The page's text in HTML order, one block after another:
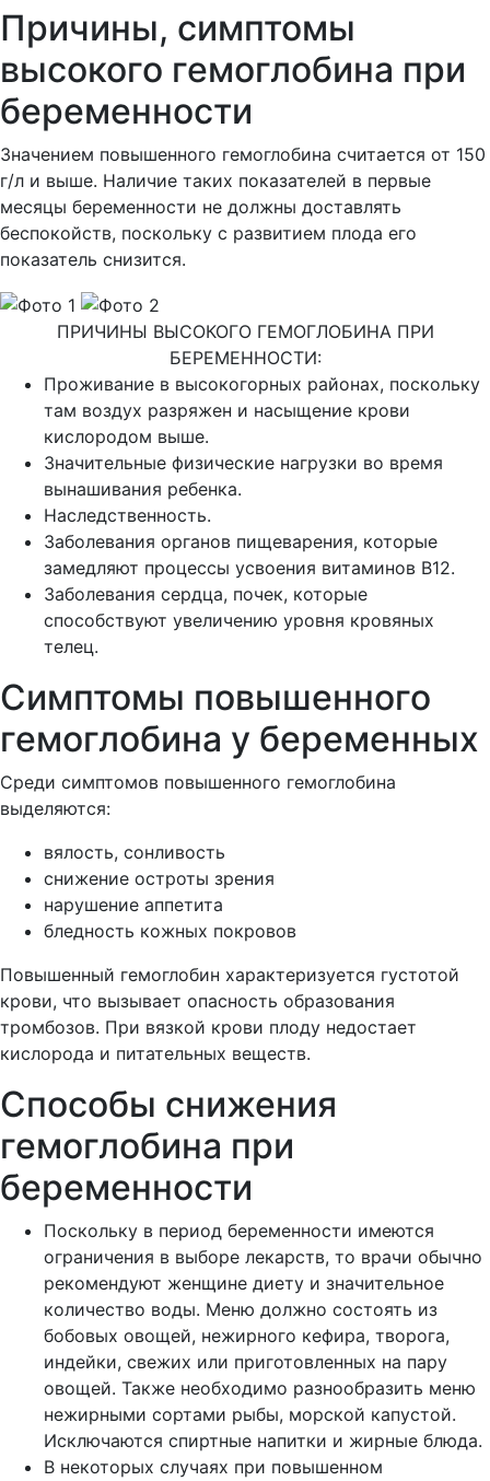
Причины, симптомы
высокого гемоглобина при
беременности
Значением повышенного гемоглобина считается от 150
г/л и выше. Наличие таких показателей в первые
месяцы беременности не должны доставлять
беспокойств, поскольку с развитием плода его
показатель снизится.
ПРИЧИНЫ ВЫСОКОГО ГЕМОГЛОБИНА ПРИ
БЕРЕМЕННОСТИ:
Проживание в высокогорных районах, поскольку
там воздух разряжен и насыщение крови
кислородом выше.
Значительные физические нагрузки во время
вынашивания ребенка.
Наследственность.
Заболевания органов пищеварения, которые
замедляют процессы усвоения витаминов В12.
Заболевания сердца, почек, которые
способствуют увеличению уровня кровяных
телец.
Симптомы повышенного
гемоглобина у беременных
Среди симптомов повышенного гемоглобина
выделяются:
вялость, сонливость
снижение остроты зрения
нарушение аппетита
бледность кожных покровов
Повышенный гемоглобин характеризуется густотой
крови, что вызывает опасность образования
тромбозов. При вязкой крови плоду недостает
кислорода и питательных веществ.
Способы снижения
гемоглобина при
беременности
Поскольку в период беременности имеются
ограничения в выборе лекарств, то врачи обычно
рекомендуют женщине диету и значительное
количество воды. Меню должно состоять из
бобовых овощей, нежирного кефира, творога,
индейки, свежих или приготовленных на пару
овощей. Также необходимо разнообразить меню
нежирными сортами рыбы, морской капустой.
Исключаются спиртные напитки и жирные блюда.
В некоторых случаях при повышенном